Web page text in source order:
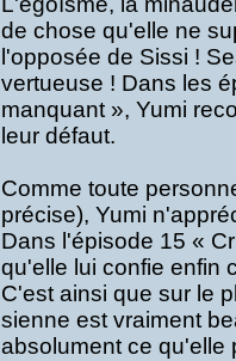
de chose qu'elle ne
l'opposée de Sissi !
vertueuse ! Dans les
manquant », Yumi
leur défaut.
Comme toute
précise), Yumi
Dans l'épisode 15 «
qu'elle lui confie enfin
C'est ainsi que sur le
sienne est vraiment
absolument ce qu'elle